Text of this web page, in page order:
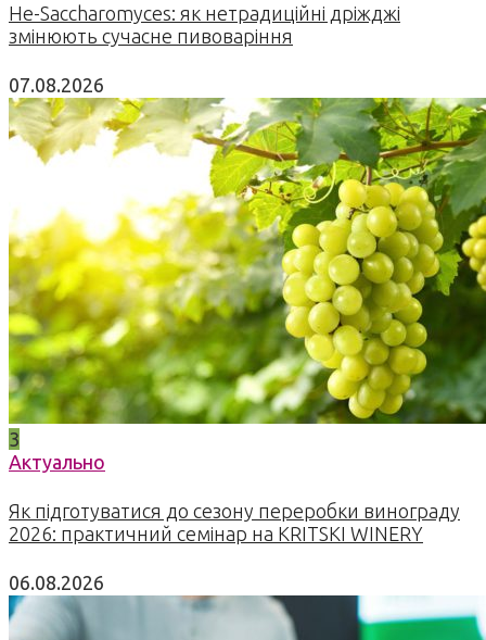
Не-Saccharomyces: як нетрадиційні дріжджі
змінюють сучасне пивоваріння
07.08.2026
3
Актуально
Як підготуватися до сезону переробки винограду
2026: практичний семінар на KRITSKI WINERY
06.08.2026